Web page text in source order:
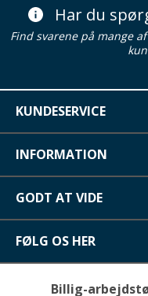
Har du
Find svarene på mange
KUNDESERVICE
INFORMATION
GODT AT VIDE
FØLG OS HER
Billig-